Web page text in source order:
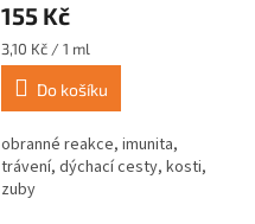
155 Kč
Měrná
cena:
3,10 Kč / 1 ml
Do košíku
obranné reakce, imunita,
trávení, dýchací cesty, kosti,
zuby